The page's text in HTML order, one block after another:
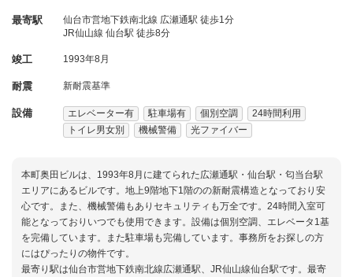
最寄駅
仙台市営地下鉄南北線 広瀬通駅 徒歩1分
JR仙山線 仙台駅 徒歩8分
竣工 1993年8月
耐震 新耐震基準
設備 エレベーター有 駐車場有 個別空調
24時間利用
トイレ男女別
機械警備 光ファイバー
本町奥田ビルは、1993年8月に建てられた広瀬通駅・仙台駅・匂当台駅
エリアにあるビルです。地上9階地下1階のの新耐震構造となっており安
心です。また、機械警備もありセキュリティも万全です。24時間入室可
能となっておりいつでも使用できます。設備は個別空調、エレベータ1基
を完備しています。また駐車場も完備しています。事務所をお探しの方
にはぴったりの物件です。
最寄り駅は仙台市営地下鉄南北線広瀬通駅、JR仙山線仙台駅です。最寄